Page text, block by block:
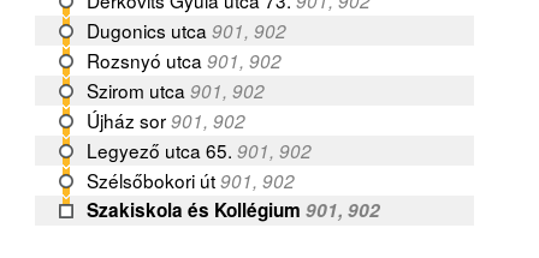
Dugonics utca 901, 902
Rozsnyó utca 901, 902
Szirom utca 901, 902
Újház sor901, 902
Legyező utca 65. 901, 902
Szélsőbokori út901, 902
Szakiskola és Kollégium 901, 902